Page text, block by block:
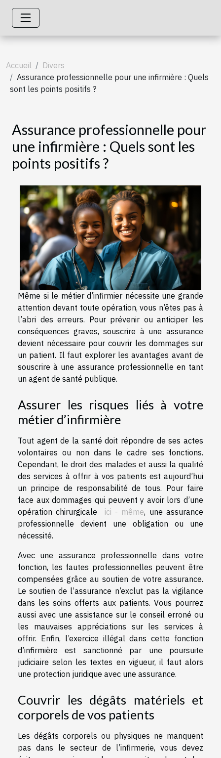
Accueil
Divers
Assurance professionnelle pour une infirmière : Quels
sont les points positifs ?
Assurance professionnelle pour
une infirmière : Quels sont les
points positifs ?
Même si le métier d’infirmier nécessite une grande
attention devant toute opération, vous n’êtes pas à
l’abri des erreurs. Pour prévenir ou anticiper les
conséquences graves, souscrire à une assurance
devient nécessaire pour couvrir les dommages sur
un patient. Il faut explorer les avantages avant de
souscrire à une assurance professionnelle en tant
un agent de santé publique.
Assurer les risques liés à votre
métier d’infirmière
Tout agent de la santé doit répondre de ses actes
volontaires ou non dans le cadre ses fonctions.
Cependant, le droit des malades et aussi la qualité
des services à offrir à vos patients est aujourd’hui
un principe de responsabilité de tous. Pour faire
face aux dommages qui peuvent y avoir lors d’une
opération chirurgicale ici - même, une assurance
professionnelle devient une obligation ou une
nécessité.
Avec une assurance professionnelle dans votre
fonction, les fautes professionnelles peuvent être
compensées grâce au soutien de votre assurance.
Le soutien de l’assurance n’exclut pas la vigilance
dans les soins offerts aux patients. Vous pourrez
aussi avec une assistance sur le conseil erroné ou
les mauvaises appréciations sur les services à
offrir. Enfin, l’exercice illégal dans cette fonction
d’infirmière est sanctionné par une poursuite
judiciaire selon les textes en vigueur, il faut alors
une protection juridique avec une assurance.
Couvrir les dégâts matériels et
corporels de vos patients
Les dégâts corporels ou physiques ne manquent
pas dans le secteur de l’infirmerie, vous devez